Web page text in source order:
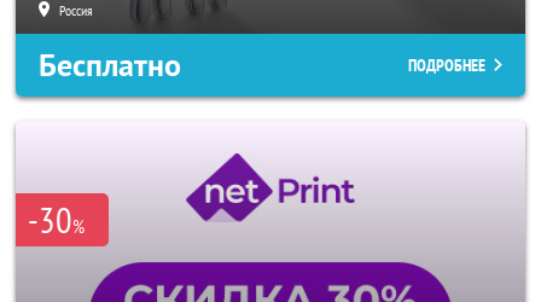
Россия
Бесплатно ПОДРОБНЕЕ
-30%